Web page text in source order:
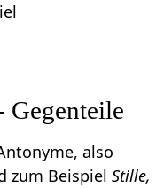
Gegenteile
also
zum BeispielStille,